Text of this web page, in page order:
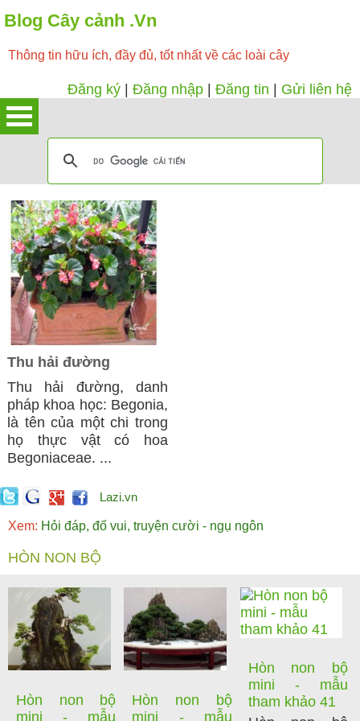
Blog Cây cảnh .Vn
Thông tin hữu ích, đầy đủ, tốt nhất về các loài cây
Đăng ký Đăng nhập Đăng tin Gửi liên hệ
Thu hải đường
Thu hải đường, danh
pháp khoa học: Begonia,
là tên của một chi trong
họ thực vật có hoa
Begoniaceae. ...
Lazi.vn
Xem: Hỏi đáp, đố vui, truyện cười - ngụ ngôn
HÒN NON BỘ
Hòn non bộ
mini - mẫu
Hòn non bộ
mini - mẫu
Hòn non bộ
mini - mẫu
tham khảo 41